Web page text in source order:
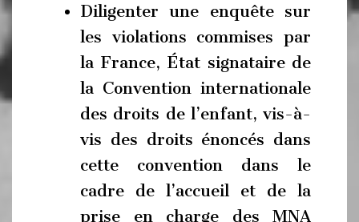
Diligenter une enquête sur
les violations commises par
la France, État signataire de
la Convention internationale
des droits de l’enfant, vis-à-
vis des droits énoncés dans
cette convention dans le
cadre de l’accueil et de la
prise en charge des MNA